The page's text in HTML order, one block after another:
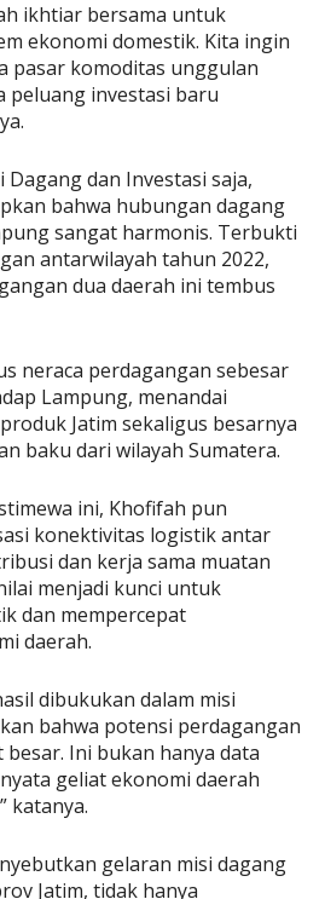
ikhtiar bersama untuk
ekonomi domestik. Kita ingin
pasar komoditas unggulan
peluang investasi baru
Dagang dan Investasi saja,
bahwa hubungan dagang
sangat harmonis. Terbukti
antarwilayah tahun 2022,
dua daerah ini tembus
neraca perdagangan sebesar
Lampung, menandai
Jatim sekaligus besarnya
baku dari wilayah Sumatera.
ini, Khofifah pun
konektivitas logistik antar
dan kerja sama muatan
menjadi kunci untuk
dan mempercepat
daerah.
dibukukan dalam misi
bahwa potensi perdagangan
Ini bukan hanya data
geliat ekonomi daerah
katanya.
gelaran misi dagang
Jatim, tidak hanya